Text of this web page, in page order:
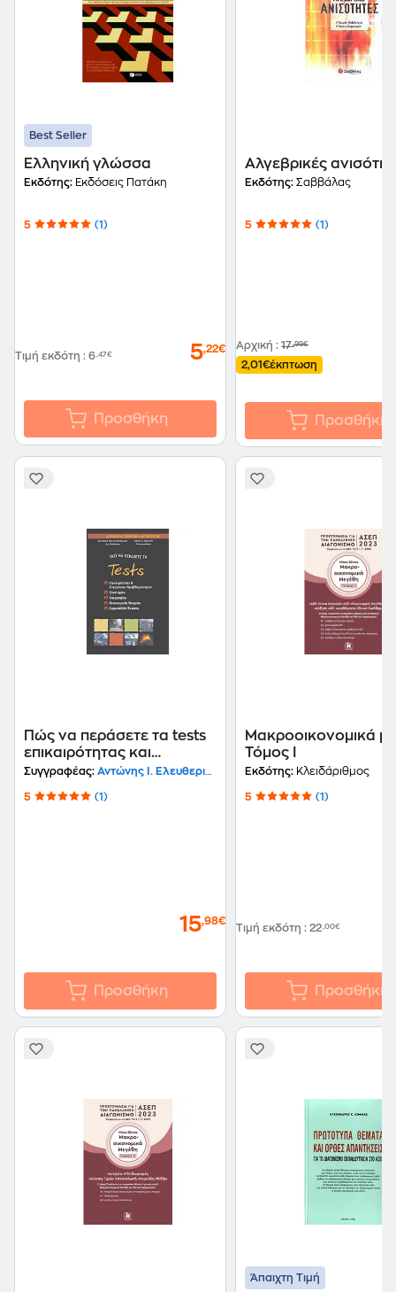
Best Seller
Ελληνική γλώσσα
Εκδότης: Εκδόσεις Πατάκη
5 (1)
Τιμή εκδότη : 6,47€ 5,22€
Προσθήκη
Αλγεβρικές
Εκδότης: Σαββάλας
5 (1)
Αρχική : 17,99€
2,01€έκπτωση
Προσθήκη
Πώς να περάσετε τα tests
επικαιρότητας και
σύγχρονου
επιστημών, γεωγραφία,
Συγγραφέας: Αντώνης Ι. Ελευθεριάδης
5 (1)
15,98€
Προσθήκη
Μακροοικονομικά
Τόμος Ι
Εκδότης: Κλειδάριθμος
5 (1)
Τιμή εκδότη : 22,00€
Προσθήκη
Άπαιχτη Τιμή